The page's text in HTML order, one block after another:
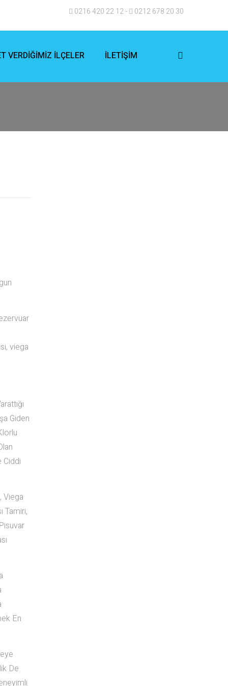
0216 420 22 12- 0212 678 20 30
VERDİĞİMİZ İLÇELER İLETİŞİM
viega
Giden
Ciddi
Viega
Tamiri,
En
De